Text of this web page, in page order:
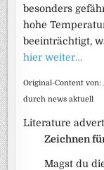
besonders
hohe
beeinträchtigt,
hier weiter…
Original-Content
durch news aktuell
Literature
Zeichnen
Magst du